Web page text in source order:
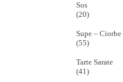
Sos
(20)
Supe –
(55)
Tarte Sarate
(41)